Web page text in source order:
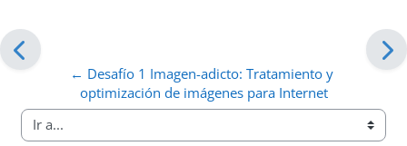
← Desafío 1 Imagen-adicto: Tratamiento y
optimización de imágenes para Internet
Ir a...